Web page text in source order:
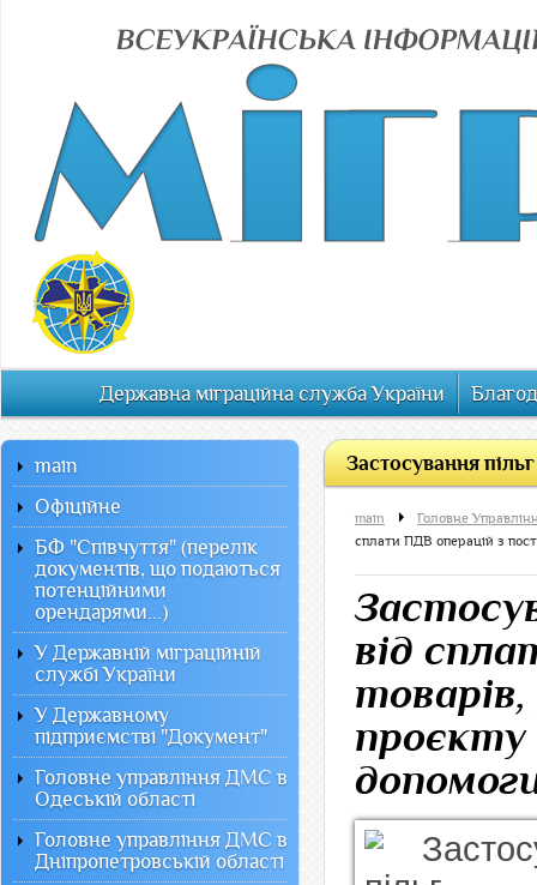
Державна міграційна служба України
Застосування
main
Головне
сплати ПДВ операцій з
від
проєкту
main
Офiцiйне
БФ "Співчуття" (перелік
документів, що подаються
потенційними
орендарями...)
У Державній міграційній
службі України
У Державному
підприємстві "Документ"
Головне управління ДМС в
Одеській області
Головне управління ДМС в
Дніпропетровській області